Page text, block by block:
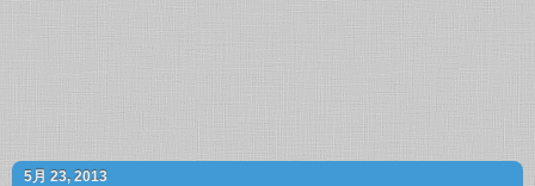
5月 23, 2013